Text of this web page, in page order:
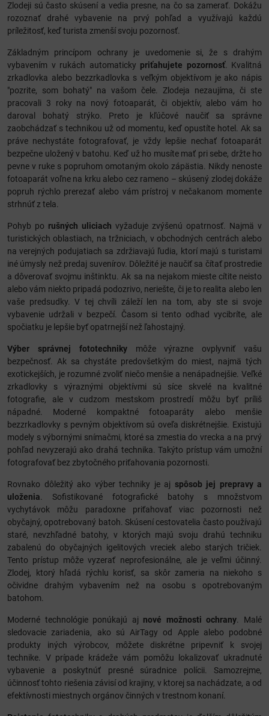
Zlodeji sú často skúsení a vedia presne, na čo sa zamerať. Dokážu
rozoznať drahé vybavenie na prvý pohľad a využívajú každú
príležitosť, keď turista zmenší svoju pozornosť.
Základným princípom ochrany je uvedomenie si, že s drahým
vybavením v rukách automaticky priťahujete pozornosť. Kvalitná
zrkadlovka alebo bezzrkadlovka s veľkým objektívom je ako nápis
"pozrite, som bohatý" na vašom čele. Zlodeja nezaujíma, či ste
pracovali 3 roky na nový fotoaparát, či objektív, alebo vám ho
daroval bohatý strýko. Preto je kľúčové naučiť sa správne
zaobchádzať s technikou už od momentu, keď opustíte hotel. Ak sa
práve nechystáte fotografovať, je vždy lepšie nechať fotoaparát
bezpečne uložený v batohu. Keď už ho musíte mať pri sebe, držte ho
pevne v ruke s popruhom omotaným okolo zápästia. Nikdy nenoste
fotoaparát voľne na krku alebo cez rameno – skúsený zlodej dokáže
popruh rýchlo prerezať alebo vám prístroj v nečakanom momente
strhnúť z tela.
Pohyb po rušných uliciach vyžaduje zvýšenú opatrnosť. Najmä v
turistických oblastiach, na tržniciach, v obchodných centrách alebo
na verejných podujatiach sa zdržiavajú ľudia, ktorí majú s turistami
iné úmysly než predaj suvenírov. Dôležité je naučiť sa čítať prostredie
a dôverovať svojmu inštinktu. Ak sa na nejakom mieste cítite neisto
alebo vám niekto pripadá podozrivo, neriešte, či je to realita alebo len
vaše predsudky. V tej chvíli záleží len na tom, aby ste si svoje
vybavenie udržali v bezpečí. Časom si tento odhad vycibríte, ale
spočiatku je lepšie byť opatrnejší než ľahostajný.
Výber správnej fototechnikymôže výrazne ovplyvniť vašu
bezpečnosť. Ak sa chystáte predovšetkým do miest, najmä tých
exotickejších, je rozumné zvoliť niečo menšie a nenápadnejšie. Veľké
zrkadlovky s výraznými objektívmi sú síce skvelé na kvalitné
fotografie, ale v cudzom mestskom prostredí môžu byť príliš
nápadné. Moderné kompaktné fotoaparáty alebo menšie
bezzrkadlovky s pevným objektívom sú oveľa diskrétnejšie. Existujú
modely s výbornými snímačmi, ktoré sa zmestia do vrecka a na prvý
pohľad nevyzerajú ako drahá technika. Takýto prístup vám umožní
fotografovať bez zbytočného priťahovania pozornosti.
Rovnako dôležitý ako výber techniky je aj spôsob jej prepravy a
uloženia . Sofistikované fotografické batohy s množstvom
vychytávok môžu paradoxne priťahovať viac pozornosti než
obyčajný, opotrebovaný batoh. Skúsení cestovatelia často používajú
staré, nevzhľadné batohy, v ktorých majú svoju drahú techniku
zabalenú do obyčajných igelitových vreciek alebo starých tričiek.
Tento prístup môže vyzerať neprofesionálne, ale je veľmi účinný.
Zlodej, ktorý hľadá rýchlu korisť, sa skôr zameria na niekoho s
očividne drahým vybavením než na osobu s opotrebovaným
batohom.
Moderné technológie ponúkajú aj nové možnosti ochrany . Malé
sledovacie zariadenia, ako sú AirTagy od Apple alebo podobné
produkty iných výrobcov, môžete diskrétne pripevniť k svojej
technike. V prípade krádeže vám pomôžu lokalizovať ukradnuté
vybavenie a poskytnúť presné súradnice polícii. Samozrejme,
účinnosť tohto riešenia závisí od krajiny, v ktorej sa nachádzate, a od
efektívnosti miestnych orgánov činných v trestnom konaní.